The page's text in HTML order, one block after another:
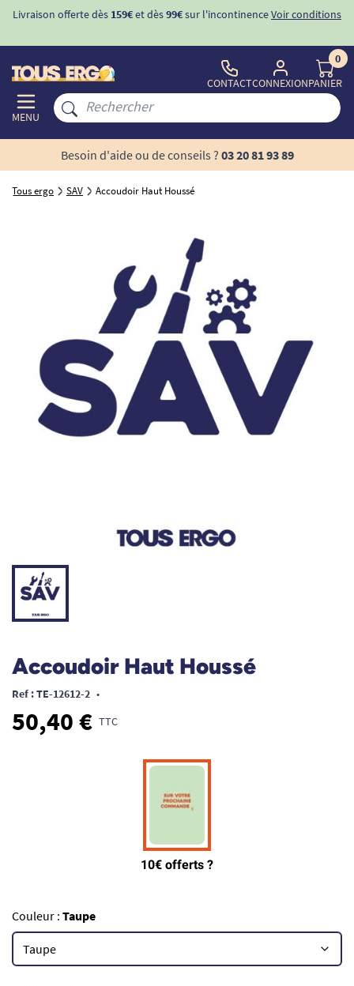
Livraison offerte dès 159€et dès99€sur l'incontinenceVoir conditions
MENU
CONTACTCONNEXION
0
PANIER
Besoin d'aide ou de conseils ? 03 20 81 93 89
Tous ergo SAV Accoudoir Haut Houssé
Accoudoir Haut Houssé
Ref : TE-12612-2 •
50,40 € TTC
Couleur : Taupe